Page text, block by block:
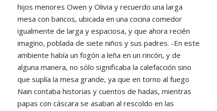
hijos menores Owen y Olivia y recuerdo una larga
mesa con bancos, ubicada en una cocina comedor
igualmente de larga y espaciosa, y que ahora recién
imagino, poblada de siete niños y sus padres. -En este
ambiente había un fogón a leña en un rincón, y de
alguna manera, no sólo significaba la calefacción sino
que suplía la mesa grande, ya que en torno al fuego
Nain contaba historias y cuentos de hadas, mientras
papas con cáscara se asaban al rescoldo en las